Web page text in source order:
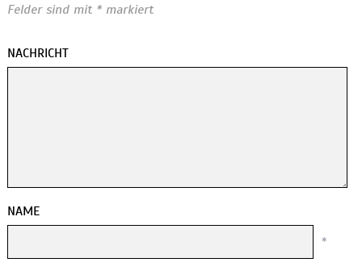
Felder sind mit *markiert
NACHRICHT
NAME
*